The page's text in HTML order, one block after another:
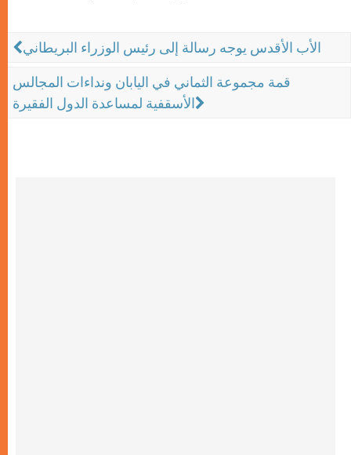
الأب الأقدس يوجه رسالة إلى رئيس الوزراء البريطاني
قمة مجموعة الثماني في اليابان ونداءات المجالس
الأسقفية لمساعدة الدول الفقيرة